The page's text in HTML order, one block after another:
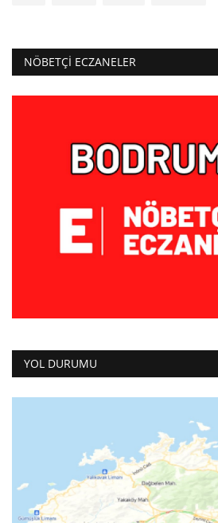
NÖBETÇI ECZANELER
YOL DURUMU